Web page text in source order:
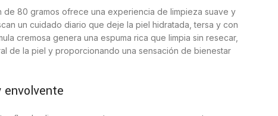
de 80 gramos ofrece una experiencia de limpieza suave y
un cuidado diario que deje la piel hidratada, tersa y con
cremosa genera una espuma rica que limpia sin resecar,
de la piel y proporcionando una sensación de bienestar
envolvente